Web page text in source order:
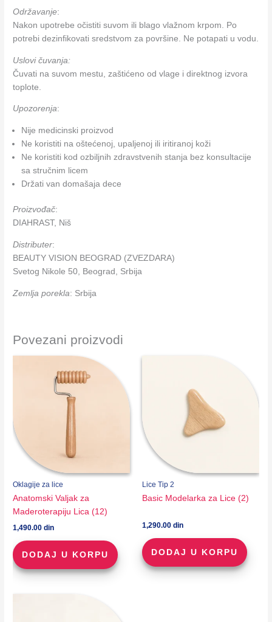
Održavanje:
Nakon upotrebe očistiti suvom ili blago vlažnom krpom. Po
potrebi dezinfikovati sredstvom za površine. Ne potapati u vodu.
Uslovi čuvanja:
Čuvati na suvom mestu, zaštićeno od vlage i direktnog izvora
toplote.
Upozorenja:
Nije medicinski proizvod
Ne koristiti na oštećenoj, upaljenoj ili iritiranoj koži
Ne koristiti kod ozbiljnih zdravstvenih stanja bez konsultacije
sa stručnim licem
Držati van domašaja dece
Proizvođač:
DIAHRAST, Niš
Distributer:
BEAUTY VISION BEOGRAD (ZVEZDARA)
Svetog Nikole 50, Beograd, Srbija
Zemlja porekla: Srbija
Povezani proizvodi
Oklagije za lice
Anatomski Valjak za
Maderoterapiju Lica (12)
1,490.00din
DODAJ U KORPU
Lice Tip 2
Basic Modelarka za Lice (2)
1,290.00 din
DODAJ U KORPU